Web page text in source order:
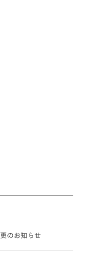
のお知らせ